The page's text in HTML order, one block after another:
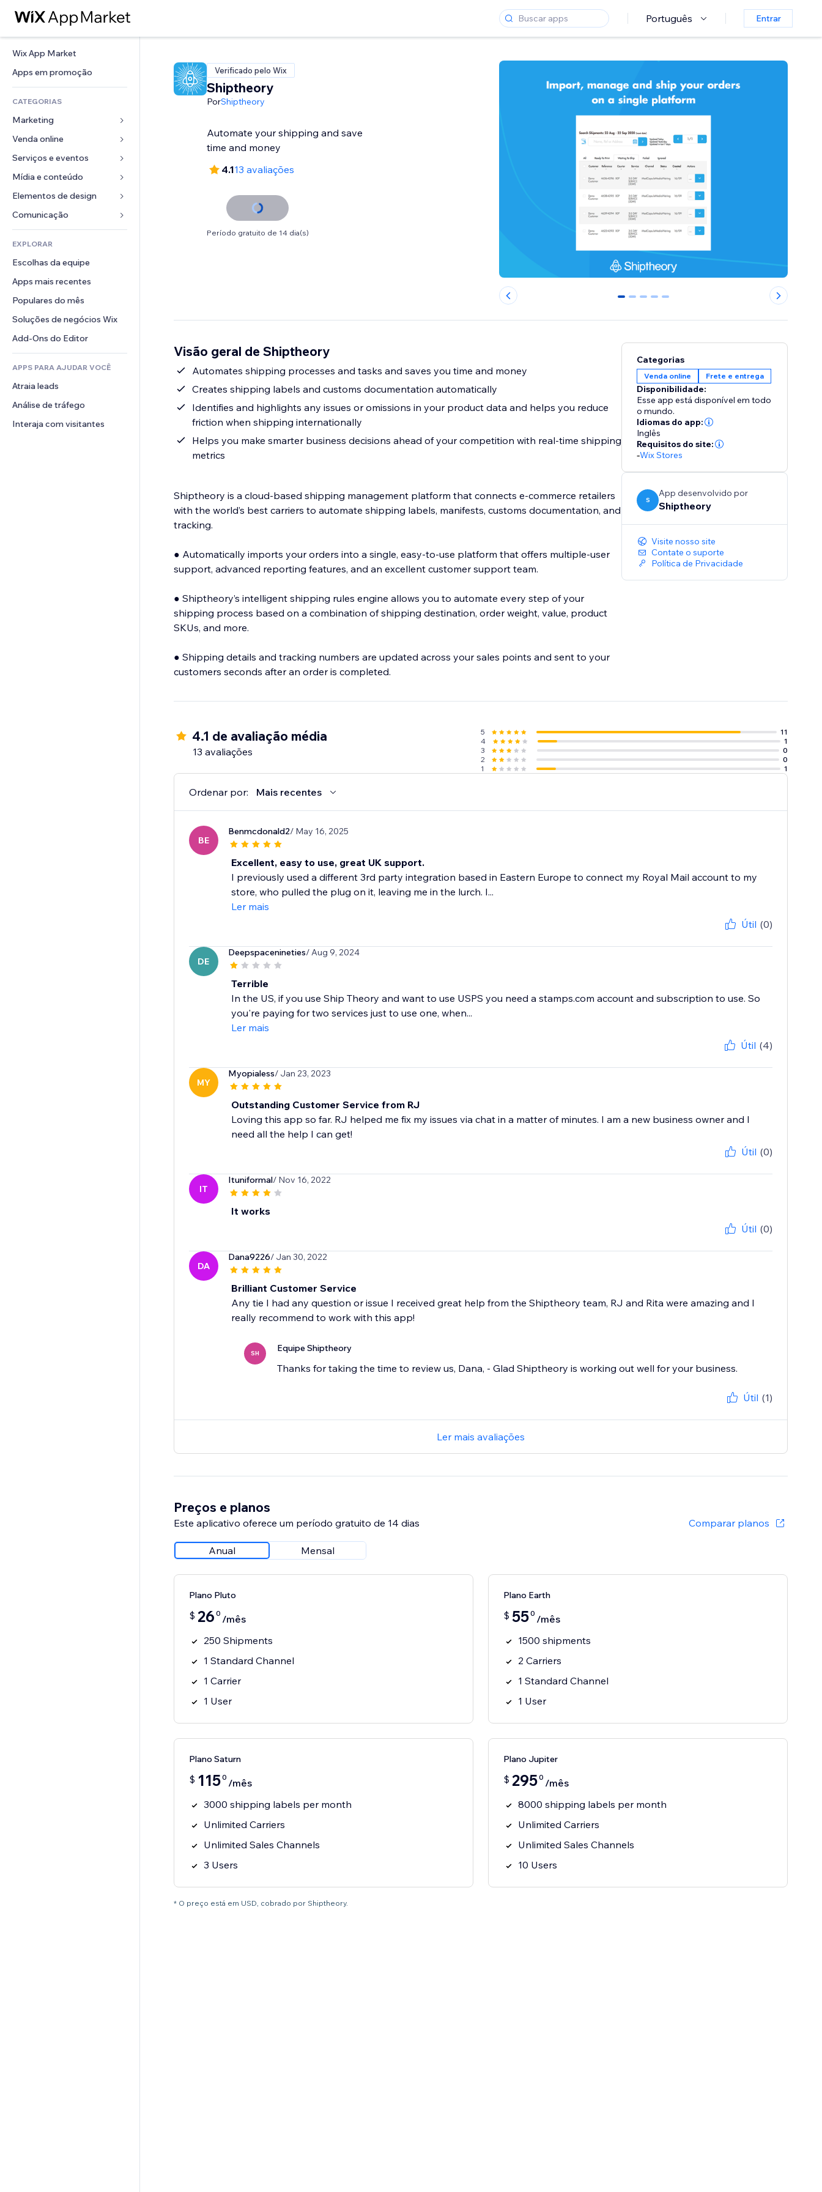
Português Entrar
Wix App Market
Apps em promoção
CATEGORIAS
Marketing
Anúncios
Mobile
Análises
Listas do site
Email
Venda online
Apps para lojas
Frete e entrega
Botões de venda
Contabilidade
Cupons e fidelidade
Soluções de armazenamento
Serviços e eventos
Hotéis
Eventos
Restaurantes
Imobiliária
Meus agendamentos
Mídia e conteúdo
Galeria
Músicas
Podcasts
Fotografia
Vídeo
PDF
Compartilhamento de arquivos
Notícias
Elementos de design
Mapas e navegação
Privacidade e segurança
Relógio
Templates de página
Efeitos de imagem
Botões e menus
Banners e selos
Calculadoras
Busca
Previsão do tempo
Tabelas e gráficos
Formulários
Enquetes
Chat
Comentários
Telefone
Comunidade
Avaliações e depoimentos
CRM
EXPLORAR
Escolhas da equipe
Apps mais recentes
Populares do mês
Soluções de negócios Wix
Add-Ons do Editor
APPS PARA AJUDAR VOCÊ
Atraia leads
Análise de tráfego
Interaja com visitantes
Verificado pelo Wix
Shiptheory
PorShiptheory
Automate your shipping and save
time and money
4.113 avaliações
Período gratuito de 14 dia(s)
0 1 2 3 4
Visão geral de Shiptheory
Automates shipping processes and tasks and saves you time and money
Creates shipping labels and customs documentation automatically
Identifies and highlights any issues or omissions in your product data and helps you reduce
friction when shipping internationally
Helps you make smarter business decisions ahead of your competition with real-time shipping
metrics
Shiptheory is a cloud-based shipping management platform that connects e-commerce retailers
with the world’s best carriers to automate shipping labels, manifests, customs documentation, and
tracking.
● Automatically imports your orders into a single, easy-to-use platform that offers multiple-user
support, advanced reporting features, and an excellent customer support team.
● Shiptheory’s intelligent shipping rules engine allows you to automate every step of your
shipping process based on a combination of shipping destination, order weight, value, product
SKUs, and more.
● Shipping details and tracking numbers are updated across your sales points and sent to your
customers seconds after an order is completed.
Categorias
Venda online Frete e entrega
Disponibilidade:
Esse app está disponível em todo
o mundo.
Idiomas do app:
Inglês
Requisitos do site:
-Wix Stores
S
App desenvolvido por
Shiptheory
Visite nosso site
Contate o suporte
Política de Privacidade
4.1 de avaliação média
13 avaliações
5
11
4
1
3
0
2
0
1
1
Ordenar por: Mais recentes
BE
Benmcdonald2/ May 16, 2025
Excellent, easy to use, great UK support.
I previously used a different 3rd party integration based in Eastern Europe to connect my Royal Mail account to my
store, who pulled the plug on it, leaving me in the lurch. I...
Ler mais
Útil (0)
DE
Deepspacenineties/ Aug 9, 2024
Terrible
In the US, if you use Ship Theory and want to use USPS you need a stamps.com account and subscription to use. So
you're paying for two services just to use one, when...
Ler mais
Útil (4)
MY
Myopialess/ Jan 23, 2023
Outstanding Customer Service from RJ
Loving this app so far. RJ helped me fix my issues via chat in a matter of minutes. I am a new business owner and I
need all the help I can get!
Útil (0)
IT
Ituniformal/ Nov 16, 2022
It works
Útil (0)
DA
Dana9226/ Jan 30, 2022
Brilliant Customer Service
Any tie I had any question or issue I received great help from the Shiptheory team, RJ and Rita were amazing and I
really recommend to work with this app!
SH Equipe Shiptheory
Thanks for taking the time to review us, Dana, - Glad Shiptheory is working out well for your business.
Útil (1)
Ler mais avaliações
Preços e planos
Este aplicativo oferece um período gratuito de 14 dias Comparar planos
Anual Mensal
Plano Pluto
$ 26 0 /mês
250 Shipments
1 Standard Channel
1 Carrier
1 User
Plano Earth
$ 550 /mês
1500 shipments
2 Carriers
1 Standard Channel
1 User
Plano Saturn
$ 1150 /mês
3000 shipping labels per month
Unlimited Carriers
Unlimited Sales Channels
3 Users
Plano Jupiter
$ 2950 /mês
8000 shipping labels per month
Unlimited Carriers
Unlimited Sales Channels
10 Users
* O preço está em USD, cobrado por Shiptheory.